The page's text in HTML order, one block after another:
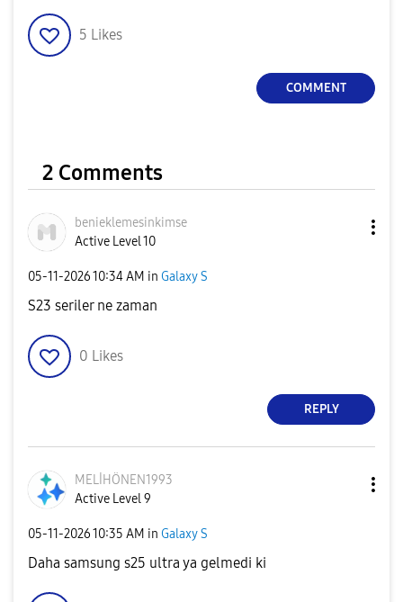
5 Likes
COMMENT
2 Comments
benieklemesinkimse
Active Level 10
‎05-11-202610:34 AM in Galaxy S
S23 seriler ne zaman
0 Likes
REPLY
MELİHÖNEN1993
Active Level 9
‎05-11-202610:35 AM in Galaxy S
Daha samsung s25 ultra ya gelmedi ki